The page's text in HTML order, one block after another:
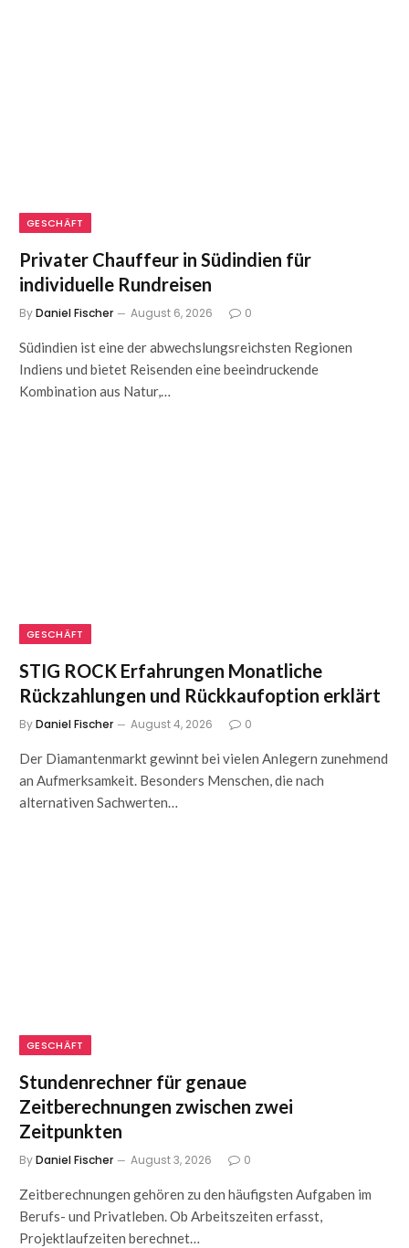
GESCHÄFT
Privater Chauffeur in Südindien für
individuelle Rundreisen
ByDaniel Fischer August 6, 2026 0
Südindien ist eine der abwechslungsreichsten Regionen
Indiens und bietet Reisenden eine beeindruckende
Kombination aus Natur,…
GESCHÄFT
STIG ROCK Erfahrungen Monatliche
Rückzahlungen und Rückkaufoption erklärt
ByDaniel Fischer August 4, 2026 0
Der Diamantenmarkt gewinnt bei vielen Anlegern zunehmend
an Aufmerksamkeit. Besonders Menschen, die nach
alternativen Sachwerten…
GESCHÄFT
Stundenrechner für genaue
Zeitberechnungen zwischen zwei
Zeitpunkten
ByDaniel Fischer August 3, 2026 0
Zeitberechnungen gehören zu den häufigsten Aufgaben im
Berufs- und Privatleben. Ob Arbeitszeiten erfasst,
Projektlaufzeiten berechnet…